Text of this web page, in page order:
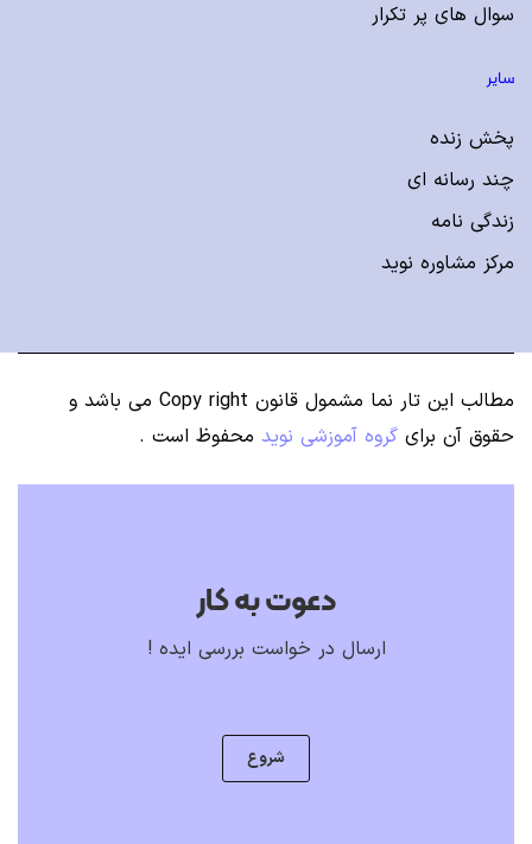
سوال های پر تکرار
سایر
پخش زنده
چند رسانه ای
زندگی نامه
مرکز مشاوره نوید
مطالب این تار نما مشمول قانون Copy right می باشد
و
حقوق آن برای گروه آموزشی نوید محفوظ است .
دعوت به کار
ارسال در خواست بررسی ایده !
شروع